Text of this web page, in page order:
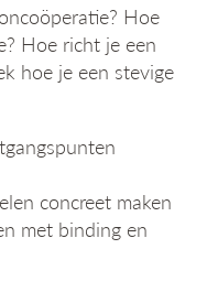
Hoe
Hoe richt je een
hoe je een stevige
concreet maken
met binding en